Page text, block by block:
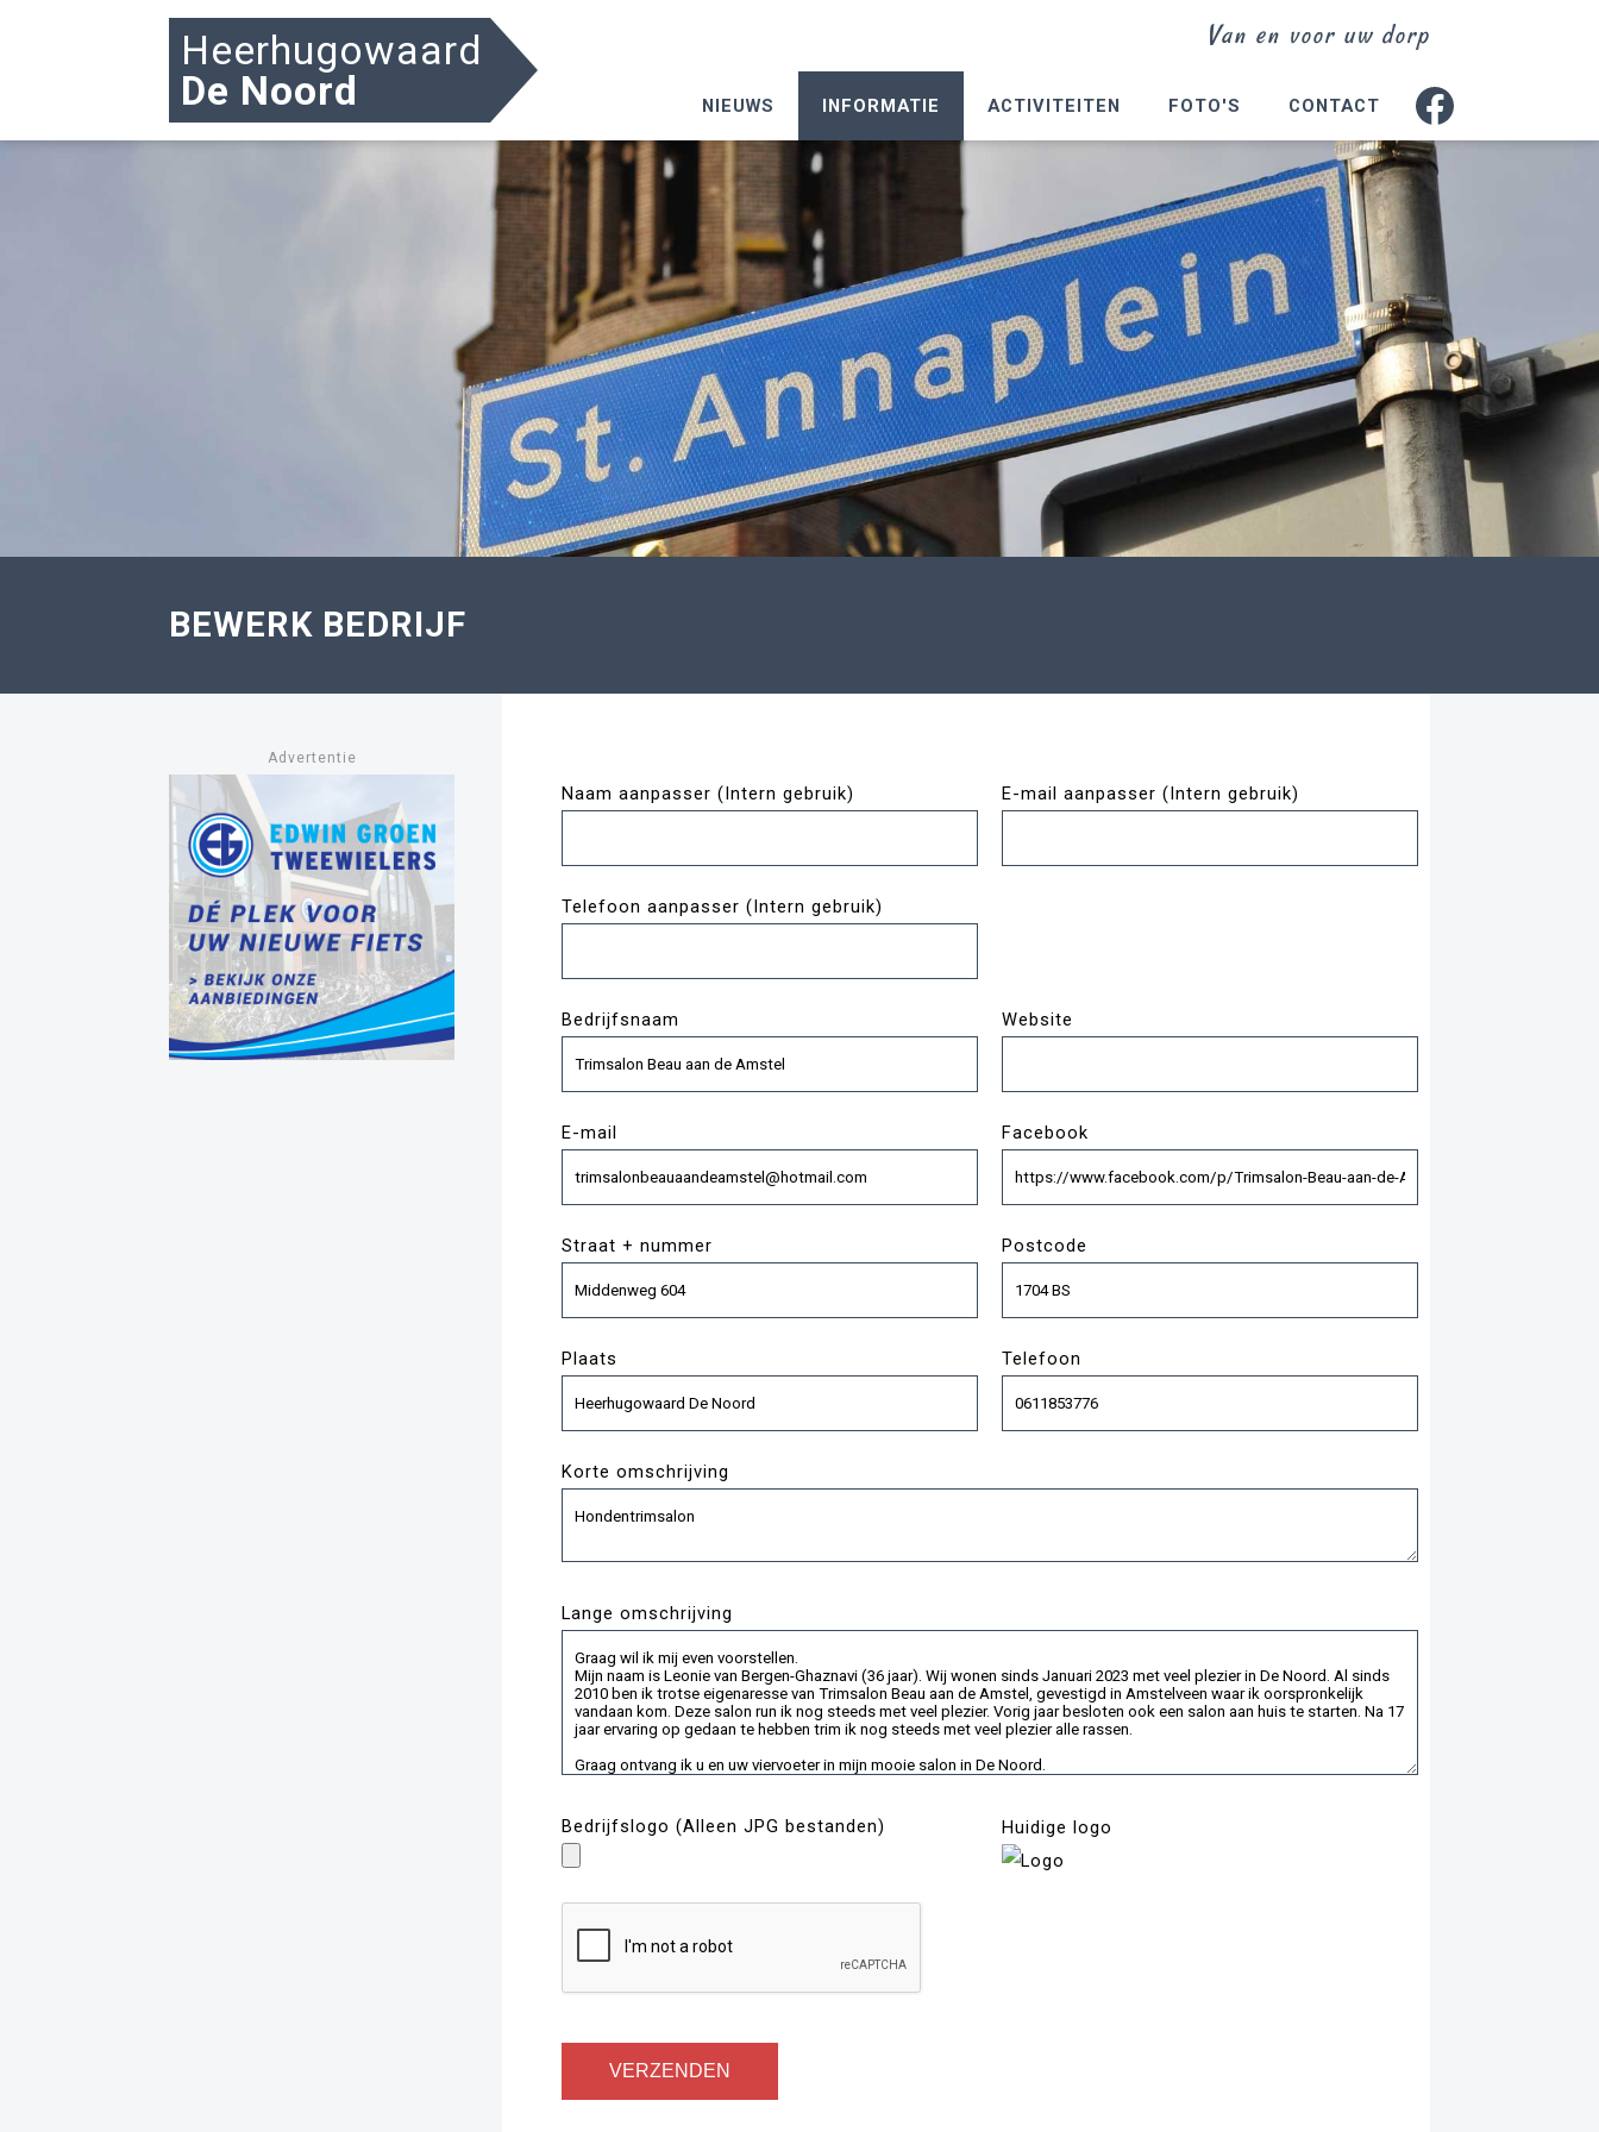
Heerhugowaard
De Noord
Van en voor uw dorp
NIEUWS INFORMATIE ACTIVITEITEN FOTO'S CONTACT
BEWERK BEDRIJF
Advertentie
Naam aanpasser (Intern gebruik) E-mail aanpasser (Intern gebruik)
Telefoon aanpasser (Intern gebruik)
Bedrijfsnaam Website
E-mail Facebook
Straat + nummer Postcode
Plaats Telefoon
Korte omschrijving
Lange omschrijving
Bedrijfslogo (Alleen JPG bestanden) Huidige logo